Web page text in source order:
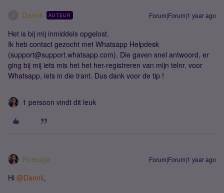
Dannii AUTEUR Forum|Forum|1 year ago
Het is bij mij inmiddels opgelost.
Ik heb contact gezocht met Whatsapp Helpdesk
(support@support.whatsapp.com). Die gaven snel antwoord, er
ging bij mij iets mis het het her-registreren van mijn telnr. voor
Whatsapp, iets in die trant. Dus dank voor de tip !
1 persoon vindt dit leuk
Roeqajja Forum|Forum|1 year ago
Hi ​ @Dannii,